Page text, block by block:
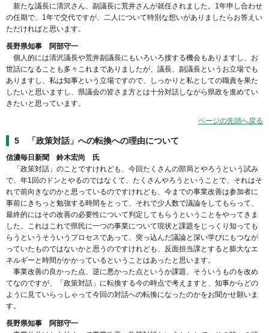
新たな議長に清沢さん、副議長に荒井さんが就任されました。1年申し合わせ
の任期で、1年で交代ですが、二人について特別な想いがありましたらお答えい
ただければと思います。
長野県知事 阿部守一
個人的には清沢議長や荒井副議長にもいろいろ接する機会もありますし、お
世話になることも多々これまでありましたが、議長、副議長というお立場でも
ありますし、私は知事という立場ですので、しっかりと私としての職責を果た
したいと思いますし、県議会の皆さま方とは十分対話しながら県政を進めてい
きたいと思っています。
ページの先頭へ戻る
5 「政策対話」への転換への理由について
信濃毎日新聞 鈴木宏尚 氏
「政策対話」のことですけれども、今回たくさんの部局とやろうという試み
で、年1回のドンとやるのではなくて、たくさんやろうということで、それはそ
れで前向きなのかと思っているのですけれども、今までの事業改善は参加者に
事前にきちっと勉強する時間をとって、それで少人数で議論をしてもらって、
最終的にはその改善の必要性について判定してもらうということをやってきま
した。これはこれで県民に一つの事業について現状と課題をじっくり知っても
らうというそういうプロセスであって、突っ込んだ議論と深い学びにもつなが
っていたものではないかと思うのですけれども、反面担当課とすると膨大なエ
ネルギーと時間がかかっているということはあったと思います。
事業改善の良かった点、逆に悪かった点というか課題、そういうものを改め
てなのですが、「政策対話」に転換する今の時点で考えますと、知事からどの
ように見ていらっしゃって今回の対話への転換になったのかをお聞かせ願いま
す。
長野県知事 阿部守一